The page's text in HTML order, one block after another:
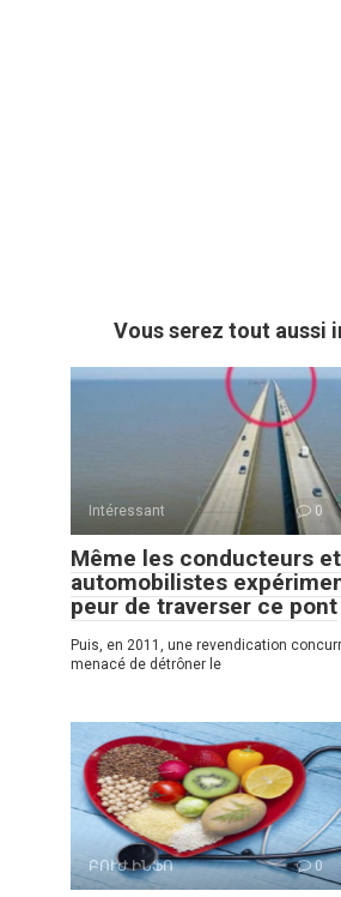
Vous serez tout aussi
Intéressant 0
Même les conducteurs et
automobilistes
peur de traverser ce pont
Puis, en 2011, une revendication
menacé de détrôner le
ԲՈՒԺ ԻՆՖՈ 0